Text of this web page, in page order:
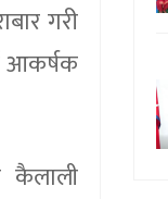
गरी
आकर्षक
कैलाली